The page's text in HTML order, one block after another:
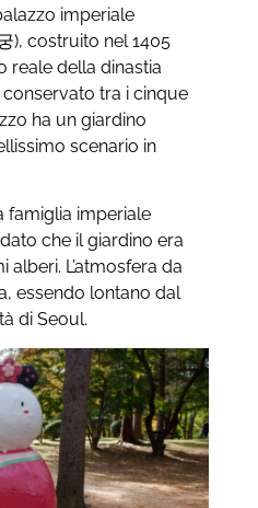
imperiale
), costruito nel 1405
reale della dinastia
conservato tra i cinque
ha un giardino
scenario in
famiglia imperiale
che il giardino era
L’atmosfera da
essendo lontano dal
di Seoul.